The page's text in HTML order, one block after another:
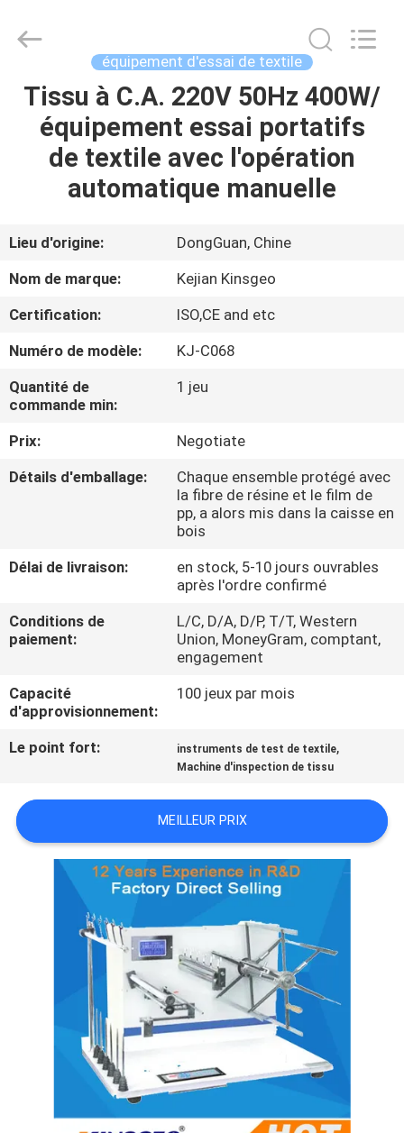
MAISON
PRODUITS
AU
SUJET
DE
VISITE
CONTRÔLE
NOUS
DEMANDEZ
UNE
CITATION
PLAN
DU
PRIVACY
INSTRUMENT
CO.,LTD.
Reserved.
équipement d'essai de textile
Tissu à C.A. 220V 50Hz 400W/
équipement essai portatifs
de textile avec l'opération
automatique manuelle
Lieu d'origine:
DongGuan, Chine
Nom de marque:
Kejian Kinsgeo
Certification:
ISO,CE and etc
Numéro de modèle:
KJ-C068
Quantité de
commande min:
1 jeu
Prix:
Negotiate
Détails d'emballage:
Chaque ensemble protégé avec
la fibre de résine et le film de
pp, a alors mis dans la caisse en
bois
Délai de livraison:
en stock, 5-10 jours ouvrables
après l'ordre confirmé
Conditions de
paiement:
L/C, D/A, D/P, T/T, Western
Union, MoneyGram, comptant,
engagement
Capacité
d'approvisionnement:
100 jeux par mois
Le point fort: instruments de test de textile,
Machine d'inspection de tissu
MEILLEUR PRIX